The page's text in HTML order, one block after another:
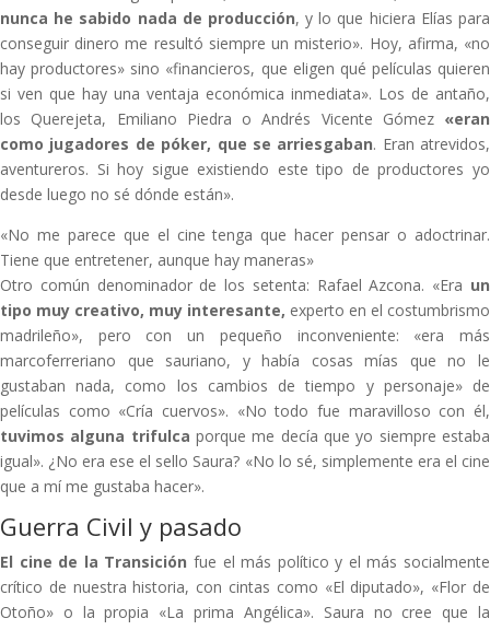
nunca he sabido nada de producción, y lo que hiciera Elías para
conseguir dinero me resultó siempre un misterio». Hoy, afirma, «no
hay productores» sino «financieros, que eligen qué películas quieren
si ven que hay una ventaja económica inmediata». Los de antaño,
los Querejeta, Emiliano Piedra o Andrés Vicente Gómez «eran
como jugadores de póker, que se arriesgaban. Eran atrevidos,
aventureros. Si hoy sigue existiendo este tipo de productores yo
desde luego no sé dónde están».
«No me parece que el cine tenga que hacer pensar o adoctrinar.
Tiene que entretener, aunque hay maneras»
Otro común denominador de los setenta: Rafael Azcona. «Era un
tipo muy creativo, muy interesante, experto en el costumbrismo
madrileño», pero con un pequeño inconveniente: «era más
marcoferreriano que sauriano, y había cosas mías que no le
gustaban nada, como los cambios de tiempo y personaje» de
películas como «Cría cuervos». «No todo fue maravilloso con él,
tuvimos alguna trifulca porque me decía que yo siempre estaba
igual». ¿No era ese el sello Saura? «No lo sé, simplemente era el cine
que a mí me gustaba hacer».
Guerra Civil y pasado
El cine de la Transición fue el más político y el más socialmente
crítico de nuestra historia, con cintas como «El diputado», «Flor de
Otoño» o la propia «La prima Angélica». Saura no cree que la